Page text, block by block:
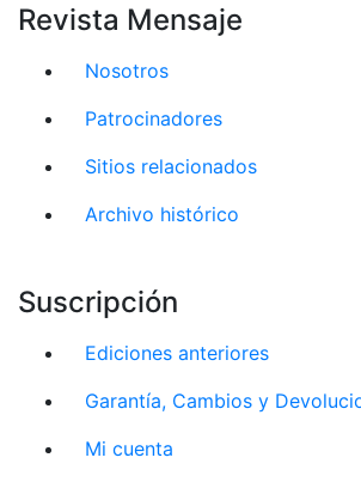
Revista Mensaje
Nosotros
Patrocinadores
Sitios relacionados
Archivo histórico
Suscripción
Ediciones anteriores
Garantía, Cambios y
Mi cuenta